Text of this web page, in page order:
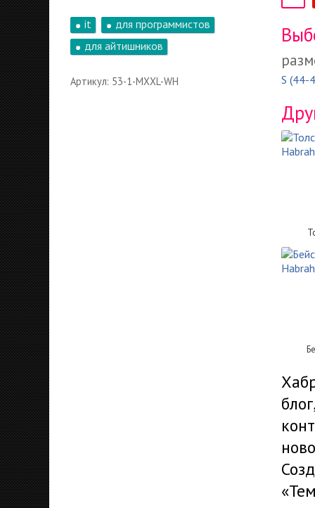
it
для программистов
для айтишников
Артикул: 53-1-MXXL-WH S (44-